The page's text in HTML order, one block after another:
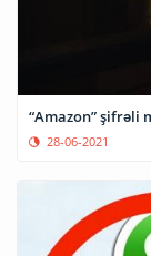
“Amazon” şifrəli
28-06-2021